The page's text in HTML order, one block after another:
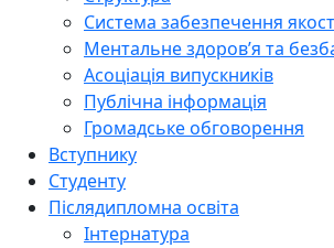
Система забезпечення
Ментальне здоров’я та
Асоціація випускників
Публічна інформація
Громадське обговорення
Вступнику
Студенту
Післядипломна освіта
Інтернатура